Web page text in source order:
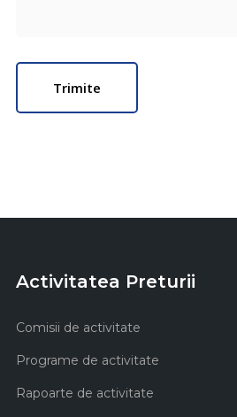
Activitatea Preturii
Comisii de activitate
Programe de activitate
Rapoarte de activitate